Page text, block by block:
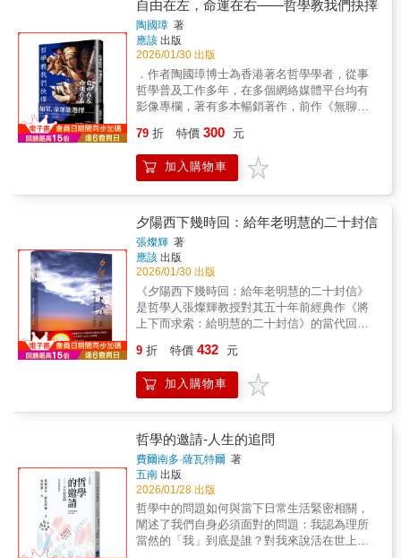
的能與不能，並從歷史的經驗追找「我們可以
做什麼？」為人類智能的永續尋找出路，作者
強調：有覺醒力（awakening power）的「廣義
的寫作」是人性共知共感想像力及創意的通
道，包括文字、樂譜、圖像的思想鏈（chain of
thought）及上下文連結「工程」（context
connection engineering）的主導權，必須出自
平穩性（無常）（nonstationarity）這是與時間
相關的隨機變動，AI的學習管理系統
（LMS），目前仍然沒有可資信賴的數學證明
因為物理律、數學律的應用是「常」的。人體
還有化學律的極限變化，在神經原內外，不只
有生物能電位差，還有神經傳導物質
（neurotransmitters）的離子通道注入、釋放、
作用、解除，造成神經元無時無刻的變變變，
新的研究還將量子糾纏都列入「腦功能假
說」。也就是說，「無常」，不只是宇宙環境
的底層性質，根本上，人腦意識運作就是鏡像
了大千世界的「無常」。人機相連的文明
是可能的未來，而不是獨立的機械自主AGI。
「無常人腦」與「常機器」的永動in-out，強化
智能（augmented intelligence）才是希望。★
科技前董事長郭宗杰 中央研究院院士（C.-C.
Jay Kuo Ming Hsieh Chair Professor,
University of Southern California）王志宏 《經
典》雜誌總編輯湯銘哲 國立成功大學醫學院教
授、國際傷口中心主任黃心雅 中山大學外文系
特聘教授林珊如 國立陽明交通大學教育研究所
講座教授徐經倫 中央研究院生物醫學科學研究
文明，形成一種人類最聰明大腦「意識經驗」
的馬拉松接力，終於形成了AI的史前史，沒有
這2500年智者穿牆而出，天才由地湧現，凝聚
了集體智能（collective intelligence）的超時空
聯繫，不可能有今天開放創新（open
innovation）的AI橫空出世。作者楊憲宏年輕時
代是腦科學的研究者，1980年代就在台灣大學
醫學院生理研究所以「自主神經系統」
的目標。這正是早期人類發明語言之前，心智
感受（mind experiencing）在大腦形成「世界
模型」（world model）記憶的核心自動機制。
what I am），從腦科學的角度，透視了AI發展
的能與不能，並從歷史的經驗追找「我們可以
做什麼？」為人類智能的永續尋找出路，作者
強調：有覺醒力（awakening power）的「廣義
的寫作」是人性共知共感想像力及創意的通
道，包括文字、樂譜、圖像的思想鏈（chain of
thought）及上下文連結「工程」（context
人腦不能外包給機器。人類智能中最重要的非
平穩性（無常）（nonstationarity）這是與時間
相關的隨機變動，AI的學習管理系統
何想要類同神經系統的企圖，都會遇到瓶頸，
因為物理律、數學律的應用是「常」的。人體
還有化學律的極限變化，在神經原內外，不只
有生物能電位差，還有神經傳導物質
（neurotransmitters）的離子通道注入、釋放、
作用、解除，造成神經元無時無刻的變變變，
新的研究還將量子糾纏都列入「腦功能假
自由在左，命運在右——哲學教我們抉擇
陶國璋 著
應該 出版
2026/01/30 出版
．作者陶國璋博士為香港著名哲學學者，從事
哲學普及工作多年，在多個網絡媒體平台均有
影像專欄，著有多本暢銷著作，前作《無聊、
台灣銷量良好．本書據作者在大學哲學通識課
「自由與命運」之授課內容整理而成，吸引學
生及入門讀者．人面對動盪不安之時代，本書
由」主題之思考，可讀性高本書根據作者陶國
璋博士，在香港中文大學的明星級哲學通識課
「自由與命運」授課內容整理而成。陶國璋博
士思考命運與自由命題多年，本書彙整大量關
於命運與自由的哲學論述，涵蓋決定論、存在
主義、道家及儒家思考，以中國與西方哲學中
對命運感與主體性的不同理解，作融匯貫通，
透過多重哲學立場的對照，引導讀者理解自由
如何在因果、社會結構與生命限制之中被重新
身經歷，作出貼地而剛健的思考，與眾生對
話。這是一部適合作為哲學入門、亦可作為長
期參考、影響生命的思想文本。
79 折 特價 300 元
加入購物車
夕陽西下幾時回：給年老明慧的二十封信
張燦輝 著
應該 出版
2026/01/30 出版
《夕陽西下幾時回：給年老明慧的二十封信》
是哲學人張燦輝教授對其五十年前經典作《將
上下而求索：給明慧的二十封信》的當代回
生命敘事，從存在焦慮、追尋真理、生死愛欲
到香港命運與流亡經驗，構成一部氣魄寬宏的
重量之作。適合關注哲學思想、人文教育、香
（與周兆祥合著）啟迪無數青年讀者；半世紀
後，他在遠離香港故土的英倫書房，寫下了這
部與生命對話的續篇——《夕陽西下幾時回：
給年老明慧的二十封信》。本書透過二十封致
昔日筆友「明慧」的信札，在人生黃昏之際再
次深探並肯定「人之為人」的意義。全書交織
「存在叩問」、「香港敘事」與「慢老哲學」
三股思流，結合思想、自傳與時代記憶。作者
9 折 特價 432 元
加入購物車
哲學的邀請-人生的追問
費爾南多·薩瓦特爾 著
五南 出版
2026/01/28 出版
哲學中的問題如何與當下日常生活緊密相關，
闡述了我們自身必須面對的問題：我認為理所
當然的「我」到底是誰？對我來說活在世上意